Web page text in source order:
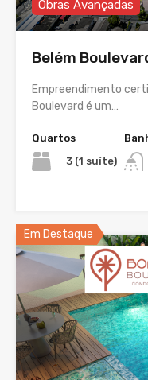
Obras Avançadas
Belém
Empreendimento
Boulevard é um…
Quartos
3 (1 suíte)
Em Destaque